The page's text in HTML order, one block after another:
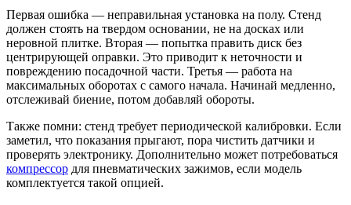
Первая ошибка — неправильная установка на полу. Стенд
должен стоять на твердом основании, не на досках или
неровной плитке. Вторая — попытка править диск без
центрирующей оправки. Это приводит к неточности и
повреждению посадочной части. Третья — работа на
максимальных оборотах с самого начала. Начинай медленно,
отслеживай биение, потом добавляй обороты.
Также помни: стенд требует периодической калибровки. Если
заметил, что показания прыгают, пора чистить датчики и
проверять электронику. Дополнительно может потребоваться
компрессор для пневматических зажимов, если модель
комплектуется такой опцией.